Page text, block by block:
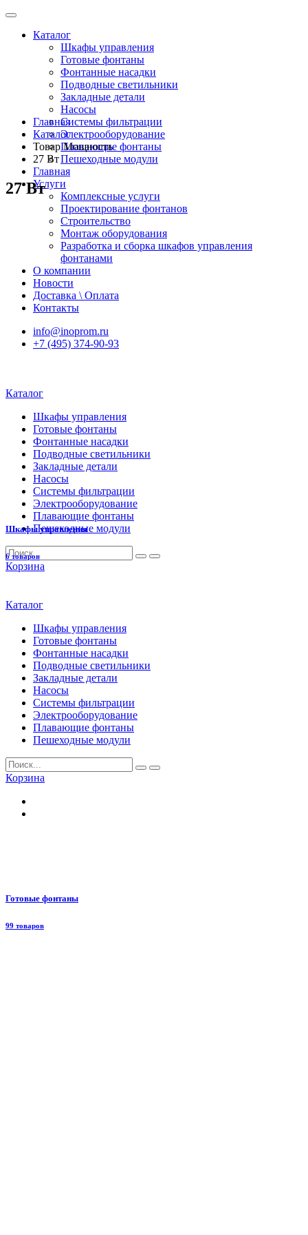
Каталог
Шкафы управления
Готовые фонтаны
Фонтанные насадки
Подводные светильники
Закладные детали
Насосы
Системы фильтрации
Электрооборудование
Плавающие фонтаны
Пешеходные модули
Главная
Услуги
Комплексные услуги
Проектирование фонтанов
Строительство
Монтаж оборудования
Разработка и сборка шкафов управления
фонтанами
О компании
Новости
Доставка \ Оплата
Контакты
info@inoprom.ru
+7 (495) 374-90-93
Каталог
Шкафы управления
Готовые фонтаны
Фонтанные насадки
Подводные светильники
Закладные детали
Насосы
Системы фильтрации
Электрооборудование
Плавающие фонтаны
Пешеходные модули
Корзина
Каталог
Шкафы управления
Готовые фонтаны
Фонтанные насадки
Подводные светильники
Закладные детали
Насосы
Системы фильтрации
Электрооборудование
Плавающие фонтаны
Пешеходные модули
Корзина
Главная
Каталог
Товар Мощность
27 Вт
27 Вт
Шкафы управления
6 товаров
Готовые фонтаны
99 товаров